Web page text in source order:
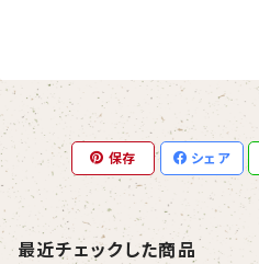
保存 シェア
最近チェックした商品